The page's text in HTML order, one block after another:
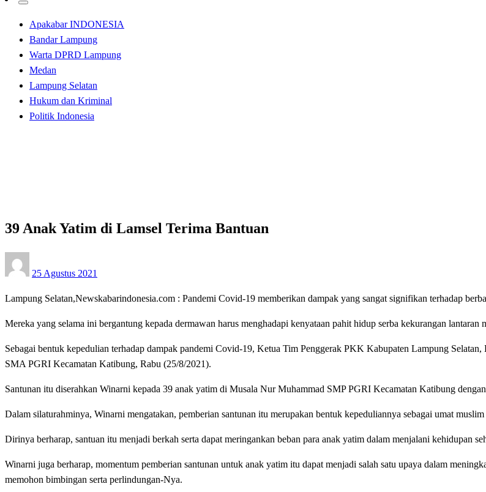
Apakabar INDONESIA
Bandar Lampung
Warta DPRD Lampung
Medan
Lampung Selatan
Hukum dan Kriminal
Politik Indonesia
39 Anak Yatim di Lamsel Terima Bantuan
on
25 Agustus 2021
Lampung Selatan,Newskabarindonesia.com : Pandemi Covid-19 memberikan dampak yang sangat signifikan terhadap
Mereka yang selama ini bergantung kepada dermawan harus menghadapi kenyataan pahit hidup serba kekurangan
Sebagai bentuk kepedulian terhadap dampak pandemi Covid-19, Ketua Tim Penggerak PKK Kabupaten Lampung
SMA PGRI Kecamatan Katibung, Rabu (25/8/2021).
Santunan itu diserahkan Winarni kepada 39 anak yatim di Musala Nur Muhammad SMP PGRI Kecamatan Katibung
Dalam silaturahminya, Winarni mengatakan, pemberian santunan itu merupakan bentuk kepeduliannya sebagai umat
Dirinya berharap, santuan itu menjadi berkah serta dapat meringankan beban para anak yatim dalam menjalani kehidupan
Winarni juga berharap, momentum pemberian santunan untuk anak yatim itu dapat menjadi salah satu upaya dalam
memohon bimbingan serta perlindungan-Nya.